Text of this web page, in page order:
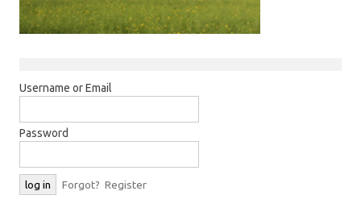
Username or Email
Password
Forgot? Register